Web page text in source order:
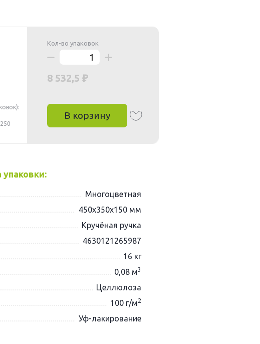
Кол-во упаковок
8 532,5
В корзину
Многоцветная
450х350х150 мм
Кручёная ручка
4630121265987
16 кг
0,08 м3
Целлюлоза
100 г/м2
Уф-лакирование